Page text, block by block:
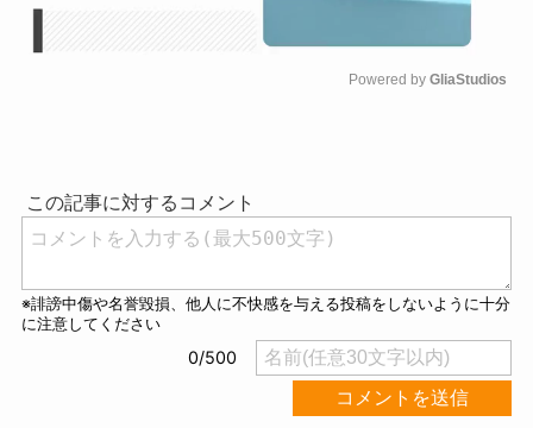
Powered by GliaStudios